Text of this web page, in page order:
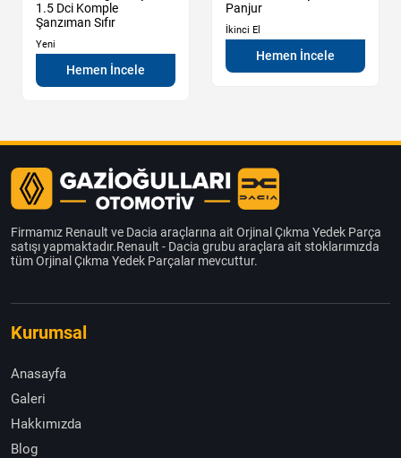
1.5 Dci Komple
Şanzıman Sıfır
Yeni
Hemen İncele
Panjur
İkinci El
Hemen İncele
Firmamız Renault ve Dacia araçlarına ait Orjinal Çıkma Yedek Parça
satışı yapmaktadır.Renault - Dacia grubu araçlara ait stoklarımızda
tüm Orjinal Çıkma Yedek Parçalar mevcuttur.
Kurumsal
Anasayfa
Galeri
Hakkımızda
Blog